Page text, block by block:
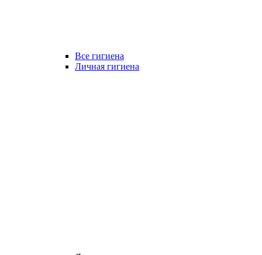
Все гигиена
Личная гигиена